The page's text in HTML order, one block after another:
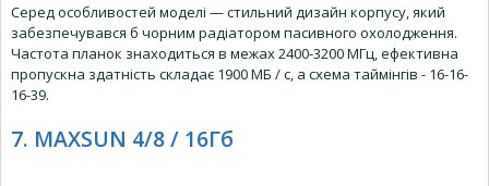
Серед особливостей моделі — стильний дизайн корпусу, який
забезпечувався б чорним радіатором пасивного охолодження.
Частота планок знаходиться в межах 2400-3200 МГц, ефективна
пропускна здатність складає 1900 МБ / с, а схема таймінгів - 16-16-
16-39.
7. MAXSUN 4/8 / 16Гб